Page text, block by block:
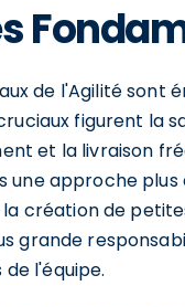
de l'Agilité sont
figurent la
et la livraison
une approche
création de
grande
l'équipe.